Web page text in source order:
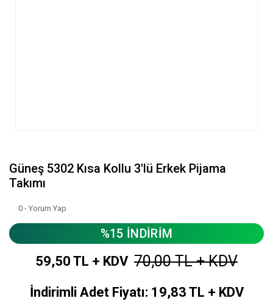
Güneş 5302 Kısa Kollu 3'lü Erkek Pijama
Takımı
0 - Yorum Yap
%15 İNDİRİM
59,50 TL + KDV 70,00 TL + KDV
İndirimli Adet Fiyatı: 19,83 TL + KDV